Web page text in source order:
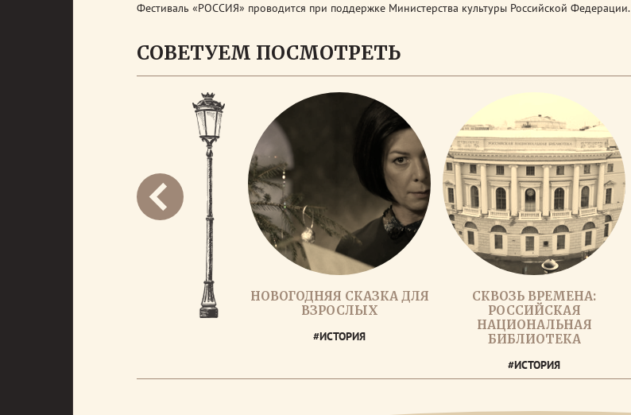
Фестиваль «РОССИЯ» проводится при поддержке Министерства культуры Российской Федерации.
СОВЕТУЕМ ПОСМОТРЕТЬ
НОВОГОДНЯЯ СКАЗКА ДЛЯ
ВЗРОСЛЫХ
#ИСТОРИЯ
СКВОЗЬ ВРЕМЕНА:
РОССИЙСКАЯ
НАЦИОНАЛЬНАЯ
БИБЛИОТЕКА
#ИСТОРИЯ